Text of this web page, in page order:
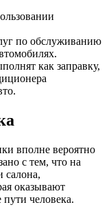
по обслуживанию
как заправку,
вполне вероятно
с тем, что на
салона,
оказывают
человека.